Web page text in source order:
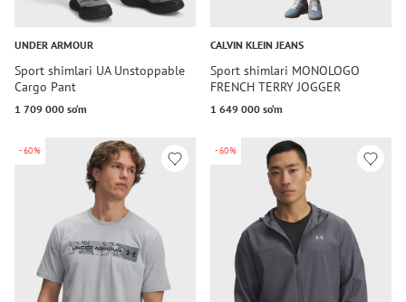
UNDER ARMOUR
Sport shimlari UA Unstoppable
Cargo Pant
1 709 000 so‘m
CALVIN KLEIN JEANS
Sport shimlari MONOLOGO
FRENCH TERRY JOGGER
1 649 000 so‘m
-60% -60%